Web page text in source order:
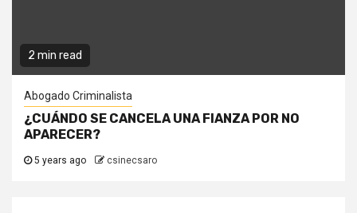
2 min read
Abogado Criminalista
¿CUÁNDO SE CANCELA UNA FIANZA POR NO
APARECER?
5 years ago csinecsaro